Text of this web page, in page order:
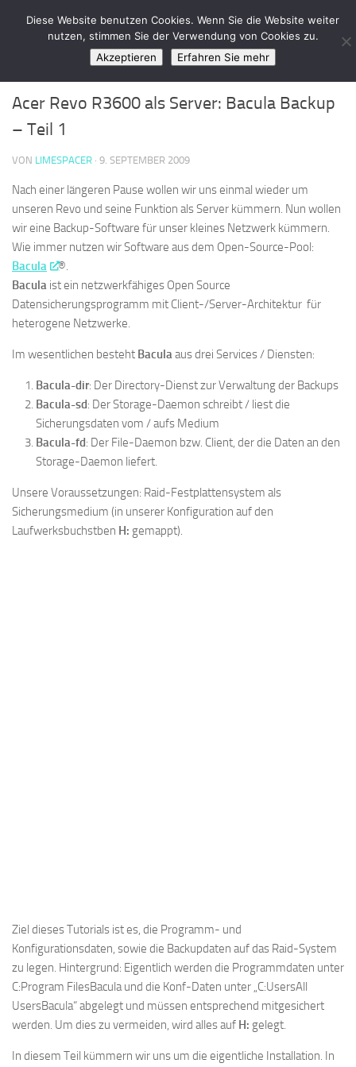
Zum Inhalt springen
LimeSpace - IT
TUTORIALS/ WINDOWS
Acer Revo R3600 als Server: Bacula Backup
– Teil 1
VON LIMESPACER · 9. SEPTEMBER 2009
Nach einer längeren Pause wollen wir uns einmal wieder um
unseren Revo und seine Funktion als Server kümmern. Nun wollen
wir eine Backup-Software für unser kleines Netzwerk kümmern.
Wie immer nutzen wir Software aus dem Open-Source-Pool:
Bacula
®.
Bacula ist ein netzwerkfähiges Open Source
Datensicherungsprogramm mit Client-/Server-Architektur für
heterogene Netzwerke.
Im wesentlichen besteht Baculaaus drei Services / Diensten:
Bacula-dir: Der Directory-Dienst zur Verwaltung der Backups
Bacula-sd: Der Storage-Daemon schreibt / liest die
Sicherungsdaten vom / aufs Medium
Bacula-fd: Der File-Daemon bzw. Client, der die Daten an den
Storage-Daemon liefert.
Unsere Voraussetzungen: Raid-Festplattensystem als
Sicherungsmedium (in unserer Konfiguration auf den
Laufwerksbuchstben H: gemappt).
Ziel dieses Tutorials ist es, die Programm- und
Konfigurationsdaten, sowie die Backupdaten auf das Raid-System
zu legen. Hintergrund: Eigentlich werden die Programmdaten unter
C:Program FilesBacula und die Konf-Daten unter „C:UsersAll
UsersBacula“ abgelegt und müssen entsprechend mitgesichert
werden. Um dies zu vermeiden, wird alles auf H: gelegt.
In diesem Teil kümmern wir uns um die eigentliche Installation. In
Diese Website benutzen Cookies. Wenn Sie die Website weiter
nutzen, stimmen Sie der Verwendung von Cookies zu.
Akzeptieren
Erfahren Sie mehr